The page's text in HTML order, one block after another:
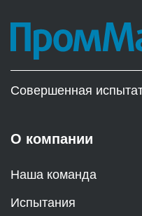
Совершенная
О компании
Наша команда
Испытания